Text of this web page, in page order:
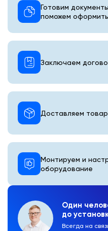
Один
до
Всегда на
Готовим
поможем оформить
Монтируем и
оборудование
Доставляем
Заключаем